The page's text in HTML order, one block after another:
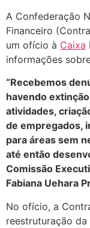
A Confederação
Financeiro
um ofício à Caixa
informações
“Recebemos
havendo
atividades,
de empregados,
para áreas sem
até então
Comissão
Fabiana Uehara
No ofício, a
reestruturação